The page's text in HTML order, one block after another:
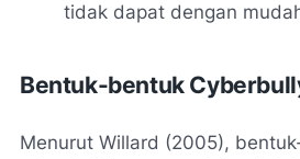
tidak dapat dengan
Bentuk-bentuk
Menurut Willard (2005),